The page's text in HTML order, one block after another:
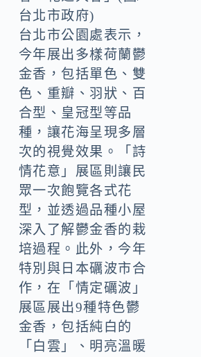
台北市政府)
台北市公園處表示，
今年展出多樣荷蘭鬱
金香，包括單色、雙
色、重瓣、羽狀、百
合型、皇冠型等品
種，讓花海呈現多層
次的視覺效果。「詩
情花意」展區則讓民
眾一次飽覽各式花
型，並透過品種小屋
深入了解鬱金香的栽
培過程。此外，今年
特別與日本礪波市合
作，在「情定礪波」
展區展出9種特色鬱
金香，包括純白的
「白雲」、明亮溫暖